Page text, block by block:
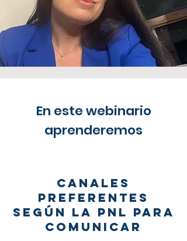
En este webinario
aprenderemos
CANALES
PREFERENTES
SEGÚN LA PNL PARA
COMUNICAR